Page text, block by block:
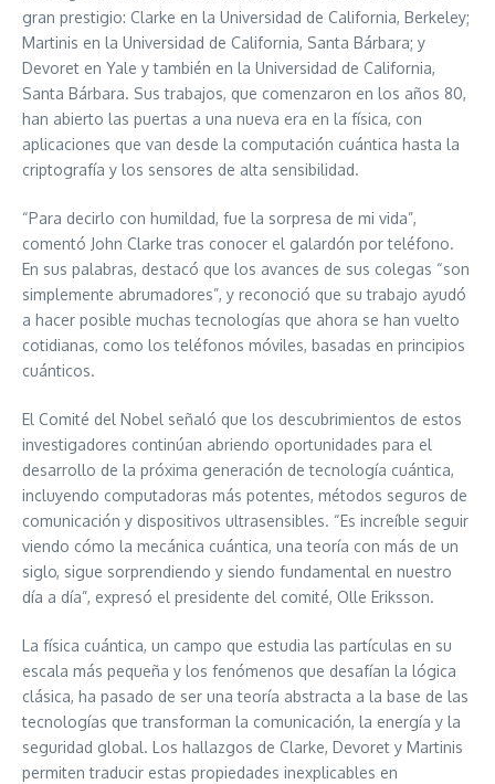
gran prestigio: Clarke en la Universidad de California, Berkeley;
Martinis en la Universidad de California, Santa Bárbara; y
Devoret en Yale y también en la Universidad de California,
Santa Bárbara. Sus trabajos, que comenzaron en los años 80,
han abierto las puertas a una nueva era en la física, con
aplicaciones que van desde la computación cuántica hasta la
criptografía y los sensores de alta sensibilidad.
“Para decirlo con humildad, fue la sorpresa de mi vida”,
comentó John Clarke tras conocer el galardón por teléfono.
En sus palabras, destacó que los avances de sus colegas “son
simplemente abrumadores”, y reconoció que su trabajo ayudó
a hacer posible muchas tecnologías que ahora se han vuelto
cotidianas, como los teléfonos móviles, basadas en principios
cuánticos.
El Comité del Nobel señaló que los descubrimientos de estos
investigadores continúan abriendo oportunidades para el
desarrollo de la próxima generación de tecnología cuántica,
incluyendo computadoras más potentes, métodos seguros de
comunicación y dispositivos ultrasensibles. “Es increíble seguir
viendo cómo la mecánica cuántica, una teoría con más de un
siglo, sigue sorprendiendo y siendo fundamental en nuestro
día a día”, expresó el presidente del comité, Olle Eriksson.
La física cuántica, un campo que estudia las partículas en su
escala más pequeña y los fenómenos que desafían la lógica
clásica, ha pasado de ser una teoría abstracta a la base de las
tecnologías que transforman la comunicación, la energía y la
seguridad global. Los hallazgos de Clarke, Devoret y Martinis
permiten traducir estas propiedades inexplicables en